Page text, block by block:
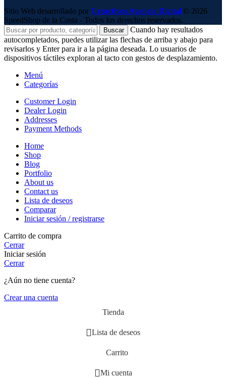
Sitio Web desarrollado por Creactivos Agencia Digital © 2026
SpeedShop de la Costa - Todos los derechos reservados.
Buscar
Cuando hay resultados
autocompletados, puedes utilizar las flechas de arriba y abajo para
revisarlos y Enter para ir a la página deseada. Lo usuarios de
dispositivos táctiles exploran al tacto con gestos de desplazamiento.
Menú
Categorías
Customer Login
Dealer Login
Addresses
Payment Methods
Home
Shop
Blog
Portfolio
About us
Contact us
Lista de deseos
Comparar
Iniciar sesión / registrarse
Carrito de compra
Cerrar
Iniciar sesión
Cerrar
¿Aún no tiene cuenta?
Crear una cuenta
Tienda
Lista de deseos
Carrito
Mi cuenta